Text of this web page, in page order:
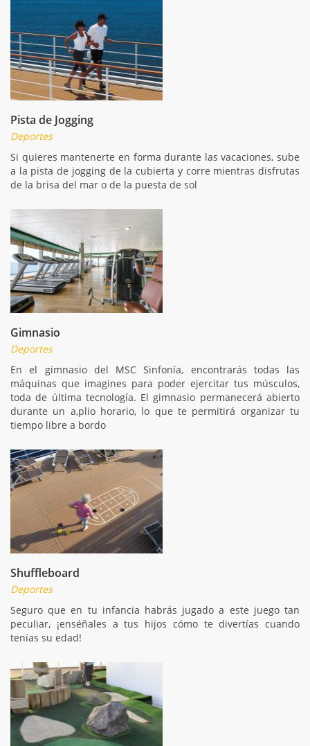
Pista de Jogging
Deportes
Si quieres mantenerte en forma durante las vacaciones, sube
a la pista de jogging de la cubierta y corre mientras disfrutas
de la brisa del mar o de la puesta de sol
Gimnasio
Deportes
En el gimnasio del MSC Sinfonía, encontrarás todas las
máquinas que imagines para poder ejercitar tus músculos,
toda de última tecnología. El gimnasio permanecerá abierto
durante un a,plio horario, lo que te permitirá organizar tu
tiempo libre a bordo
Shuffleboard
Deportes
Seguro que en tu infancia habrás jugado a este juego tan
peculiar, ¡enséñales a tus hijos cómo te divertías cuando
tenías su edad!